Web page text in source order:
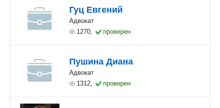
Гуц Евгений
Адвокат
1270,
проверен
Пушина Диана
Адвокат
1312,
проверен